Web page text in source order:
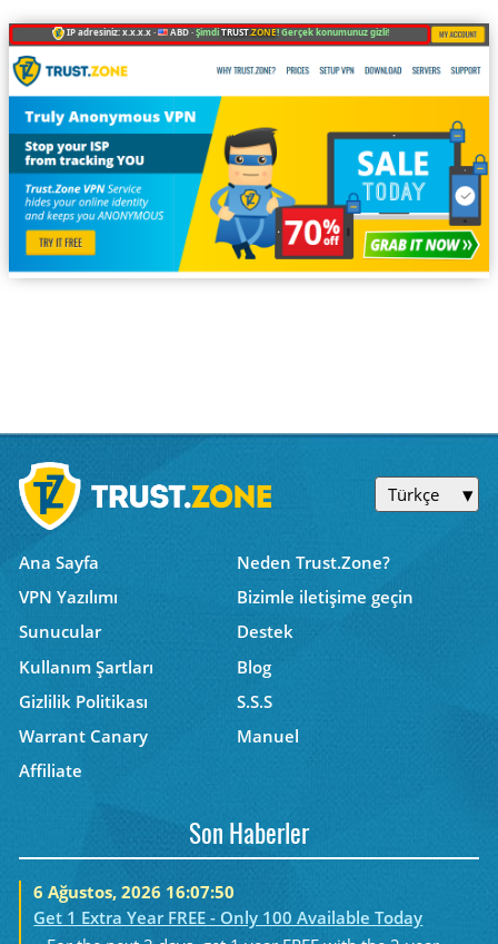
IP adresiniz: x.x.x.x · ABD ·ŞimdiTRUST.ZONE! Gerçek konumunuz gizli!
Türkçe
Ana Sayfa
Neden Trust.Zone?
VPN Yazılımı
Bizimle iletişime geçin
Sunucular
Destek
Kullanım Şartları
Blog
Gizlilik Politikası
S.S.S
Warrant Canary
Manuel
Affiliate
Son Haberler
6 Ağustos, 2026 16:07:50
Get 1 Extra Year FREE - Only 100 Available Today